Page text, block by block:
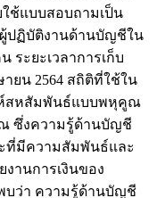
ช้แบบสอบถามเป็น
ผู้ปฏิบัติงานด้านบัญชีใน
ระยะเวลาการเก็บ
ายน 2564 สถิติที่ใช้ใน
ห์สหสัมพันธ์แบบพหุคูณ
ซึ่งความรู้ด้านบัญชี
ที่มีความสัมพันธ์และ
านการเงินของ
บว่า ความรู้ด้านบัญชี